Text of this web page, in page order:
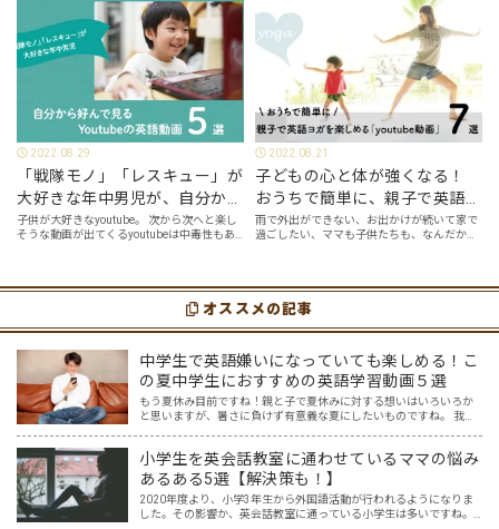
2022.08.29
「戦隊モノ」「レスキュー」が
大好きな年中男児が、自分から
好んで見るyoutube英語動画５
選
子供が大好きなyoutube。 次から次へと楽し
そうな動画が出てくるyoutubeは中毒性もあ
youtubeやゲーム、アプリだ…
2022.08.21
子どもの心と体が強くなる！
おうちで簡単に、親子で英語ヨ
ガを楽しめる「youtube動画」
７選
雨で外出ができない、お出かけが続いて家で
過ごしたい、ママも子供たちも、なんだか疲
スメの「youtube動画」を紹介します…
オススメの記事
中学生で英語嫌いになっていても楽しめる！こ
の夏中学生におすすめの英語学習動画５選
もう夏休み目前ですね！親と子で夏休みに対する想いはいろいろか
と思いますが、暑さに負けず有意義な夏にしたいものですね。 我が
小学生を英会話教室に通わせているママの悩み
あるある5選【解決策も！】
2020年度より、小学3年生から外国語活動が行われるようになりま
した。その影響か、英会話教室に通っている小学生は多いですね。